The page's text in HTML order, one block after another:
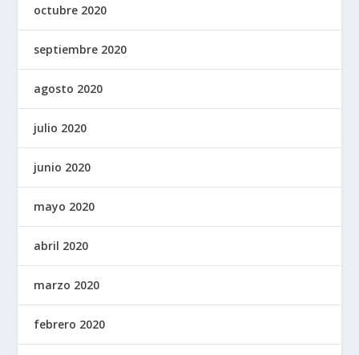
octubre 2020
septiembre 2020
agosto 2020
julio 2020
junio 2020
mayo 2020
abril 2020
marzo 2020
febrero 2020